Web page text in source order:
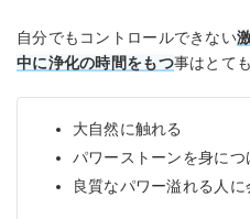
自分でもコントロールできない
中に浄化の時間をもつ事はとて
大自然に触れる
パワーストーンを身につ
良質なパワー溢れる人に